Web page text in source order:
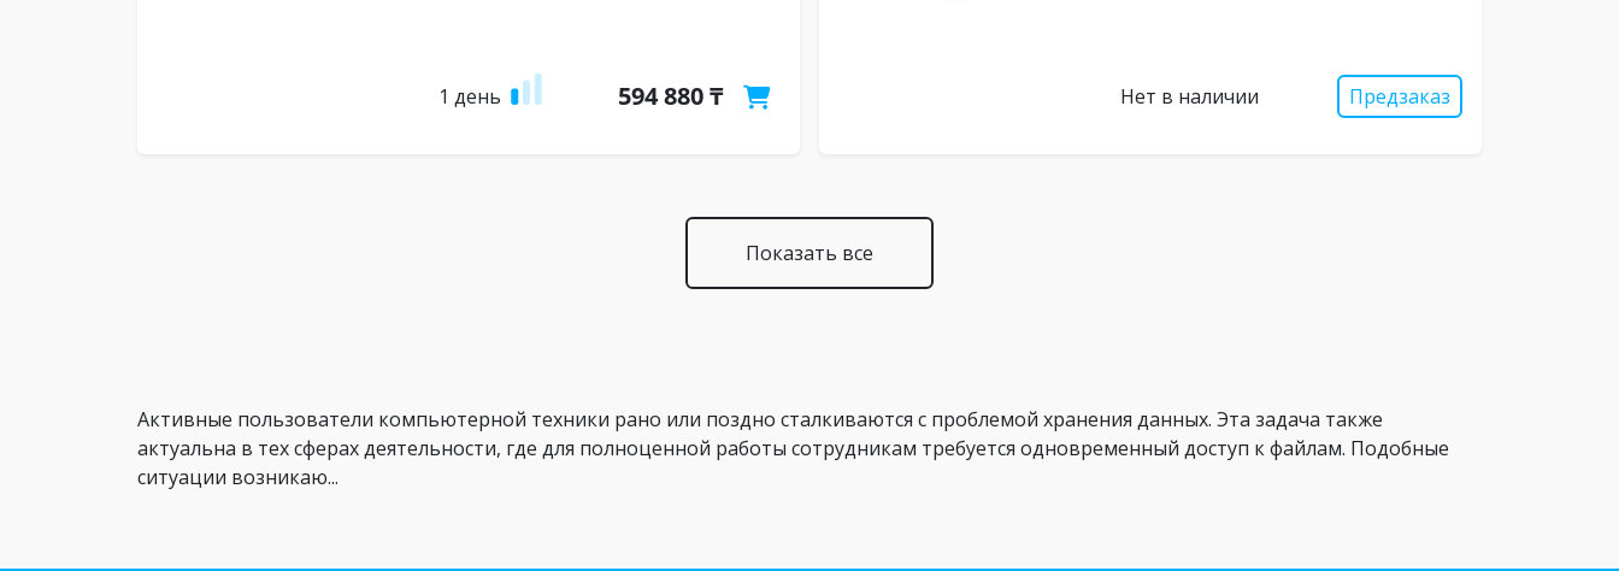
1 день 594 880 ₸ Нет в наличии Предзаказ
Показать все
Активные пользователи компьютерной техники рано или поздно сталкиваются с проблемой хранения данных. Эта задача также
актуальна в тех сферах деятельности, где для полноценной работы сотрудникам требуется одновременный доступ к файлам. Подобные
ситуации возникаю...